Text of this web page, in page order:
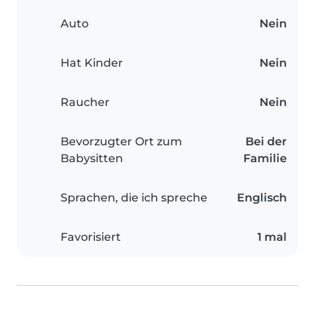
Auto Nein
Hat Kinder Nein
Raucher Nein
Bevorzugter Ort zum
Babysitten
Bei der
Familie
Sprachen, die ich spreche Englisch
Favorisiert 1 mal